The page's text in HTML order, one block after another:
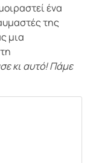
ένα
της
μια
κι αυτό! Πάμε